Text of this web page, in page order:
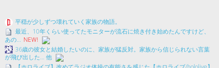
平穏が少しずつ壊れていく家族の物語。
最近、10年くらい使ってたモニターが流石に焼き付き始めたんですけど、
あの... NEW!
36歳の彼女と結婚したいのに、家族が猛反対。家族から信じられない言葉
が飛び出した… 他